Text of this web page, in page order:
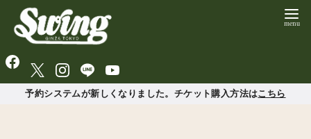
予約システムが新しくなりました。チケット購入方法はこちら